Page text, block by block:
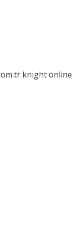
knight online